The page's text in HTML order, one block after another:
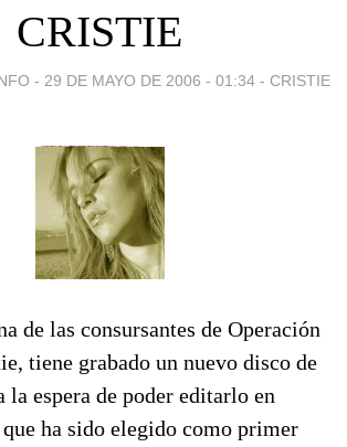
CRISTIE
- 29 DE MAYO DE 2006 - 01:34 - CRISTIE
de las consursantes de Operación
tiene grabado un nuevo disco de
la espera de poder editarlo en
ha sido elegido como primer